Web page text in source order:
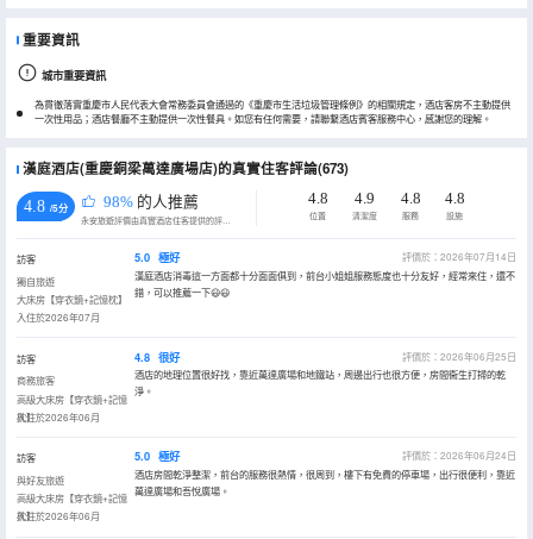
重要資訊
城市重要資訊
為貫徹落實重慶市人民代表大會常務委員會通過的《重慶市生活垃圾管理條例》的相關規定，酒店客房不主動提供
一次性用品；酒店餐廳不主動提供一次性餐具。如您有任何需要，請聯繫酒店賓客服務中心，感謝您的理解。
漢庭酒店(重慶銅梁萬達廣場店)的真實住客評論(673)
4.8 /5分 98% 的人推薦
永安旅遊評價由真實酒店住客提供的評價。
4.8
位置
4.9
清潔度
4.8
服務
4.8
設施
訪客
獨自旅遊
大床房【穿衣鏡+記憶枕】
入住於2026年07月
5.0 極好
評價於：2026年07月14日
漢庭酒店消毒這一方面都十分面面俱到，前台小姐姐服務態度也十分友好，經常來住，還不
錯，可以推薦一下😃😃
訪客
商務旅客
高級大床房【穿衣鏡+記憶
枕】
入住於2026年06月
4.8 很好
評價於：2026年06月25日
酒店的地理位置很好找，靠近萬達廣場和地鐵站，周邊出行也很方便，房間衞生打掃的乾
淨。
訪客
與好友旅遊
高級大床房【穿衣鏡+記憶
枕】
入住於2026年06月
5.0 極好
評價於：2026年06月24日
酒店房間乾淨整潔，前台的服務很熱情，很周到，樓下有免費的停車場，出行很便利，靠近
萬達廣場和吾悅廣場。